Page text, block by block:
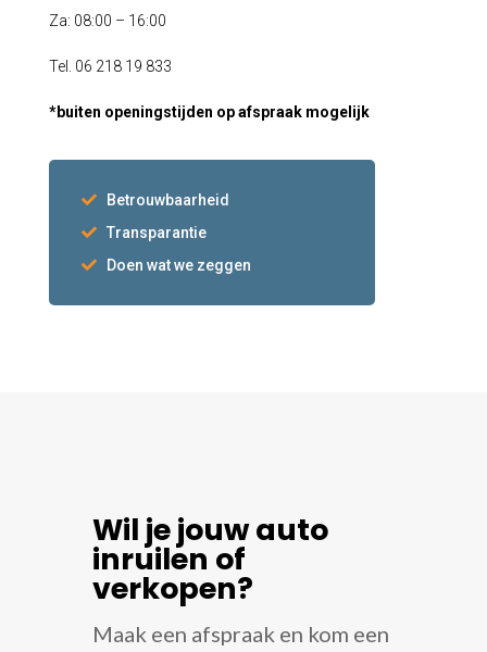
Za: 08:00 – 16:00
Tel. 06 218 19 833
*buiten openingstijden op afspraak mogelijk
Betrouwbaarheid
Transparantie
Doen wat we zeggen
Wil je jouw auto
inruilen of
verkopen?
Maak een afspraak en kom een